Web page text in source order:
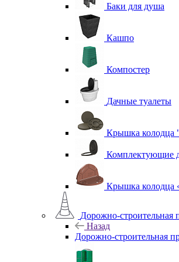
Баки для душа
Кашпо
Компостер
Дачные туалеты
Крышка колодца
Комплектующие
Крышка колодца
Дорожно-строительная
Назад
Дорожно-строительная